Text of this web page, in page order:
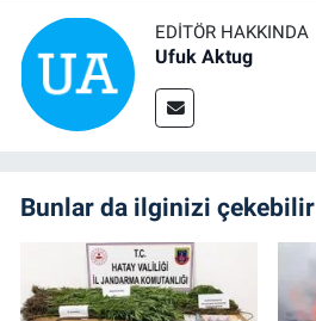
EDITÖR HAKKINDA
Ufuk Aktug
Bunlar da ilginizi çekebilir